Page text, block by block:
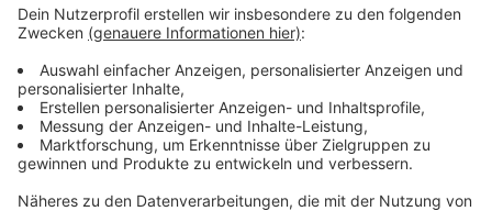
Ausbildungsstellen. Dem gegenüber stehen mehr als
1.200 junge Menschen, die aktuell noch eine
Ausbildungsstelle suchen. Nimmt man die freien
Ausbildungsstellen in den umliegenden Städten dazu,
seien die Chancen auf einen Ausbildungsplatz
hervorragend, sagt die Arbeitsagentur. Wer noch nicht
weiß, was er nach der Schule machen will, dem
empfiehlt Karl Tymister, Leiter der Agentur für Arbeit